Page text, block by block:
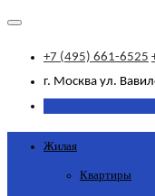
+7 (495) 661-6525
г. Москва ул.
Жилая
Квартиры